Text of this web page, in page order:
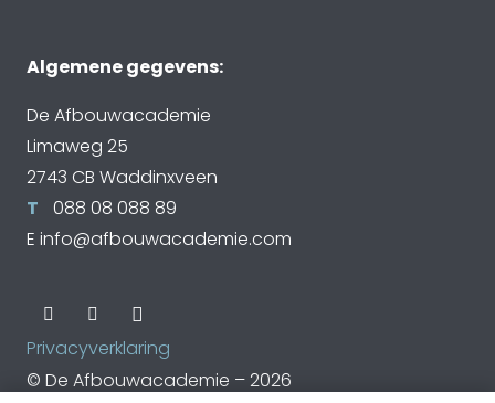
Algemene gegevens:
De Afbouwacademie
Limaweg 25
2743 CB Waddinxveen
T
088 08 088 89
E info@afbouwacademie.com
Privacyverklaring
© De Afbouwacademie – 2026